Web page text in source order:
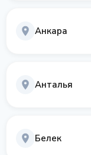
Анкара
Анталья
Белек